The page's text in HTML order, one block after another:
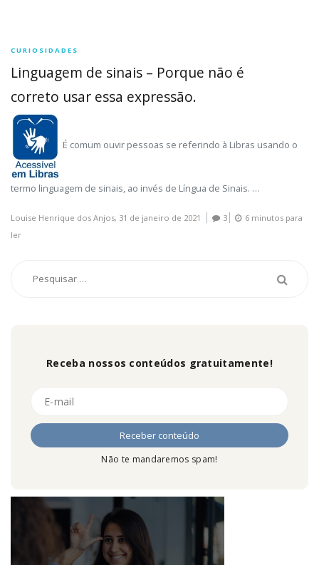
CURIOSIDADES
Linguagem de sinais – Porque não é
correto usar essa expressão.
É comum ouvir pessoas se referindo à Libras usando o
termo linguagem de sinais, ao invés de Língua de Sinais. …
Louise Henrique dos Anjos, 31 de janeiro de 2021 3
6 minutos para
ler
Receba nossos conteúdos gratuitamente!
Não te mandaremos spam!